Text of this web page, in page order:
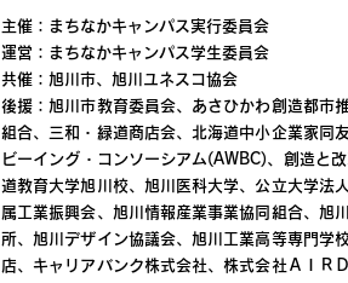
主催：まちなかキャンパス実行委員会
運営：まちなかキャンパス学生委員会
共催：旭川市、旭川ユネスコ協会
後援：旭川市教育委員会、あさひかわ創造都市
組合、三和・緑道商店会、北海道中小企業家同
ビーイング・コンソーシアム(AWBC)、創造と
道教育大学旭川校、旭川医科大学、公立大学法
属工業振興会、旭川情報産業事業協同組合、旭
所、旭川デザイン協議会、旭川工業高等専門学
店、キャリアバンク株式会社、株式会社ＡＩＲ